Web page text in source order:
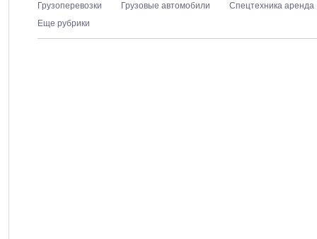
Грузоперевозки
Грузовые автомобили
Спецтехника аренда
Еще рубрики